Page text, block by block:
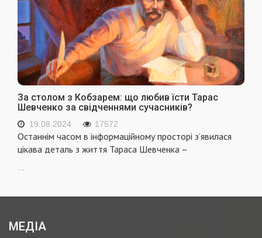
За столом з Кобзарем: що любив їсти Тарас
Шевченко за свідченнями сучасників?
19.08.2024 17572
Останнім часом в інформаційному просторі з’явилася
цікава деталь з життя Тараса Шевченка –
МЕДІА